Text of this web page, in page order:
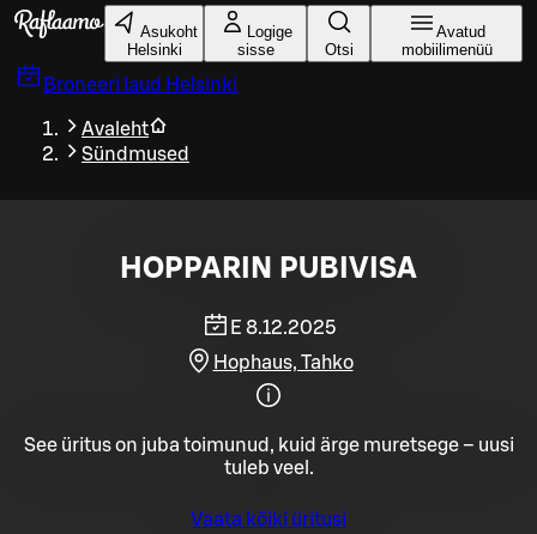
Liigu peamise sisu juurde
Asukoht
Helsinki
Logige
sisse
Otsi
Avatud
mobiilimenüü
Broneeri laud Helsinki
Avaleht
Sündmused
HOPPARIN PUBIVISA
E 8.12.2025
Hophaus, Tahko
See üritus on juba toimunud, kuid ärge muretsege – uusi
tuleb veel.
Vaata kõiki üritusi